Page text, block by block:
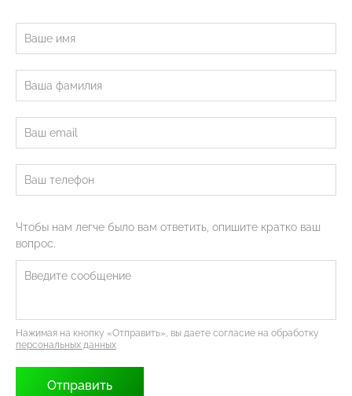
Чтобы нам легче было вам ответить, опишите кратко ваш
вопрос.
Нажимая на кнопку «Отправить», вы даете согласие на обработку
персональных данных